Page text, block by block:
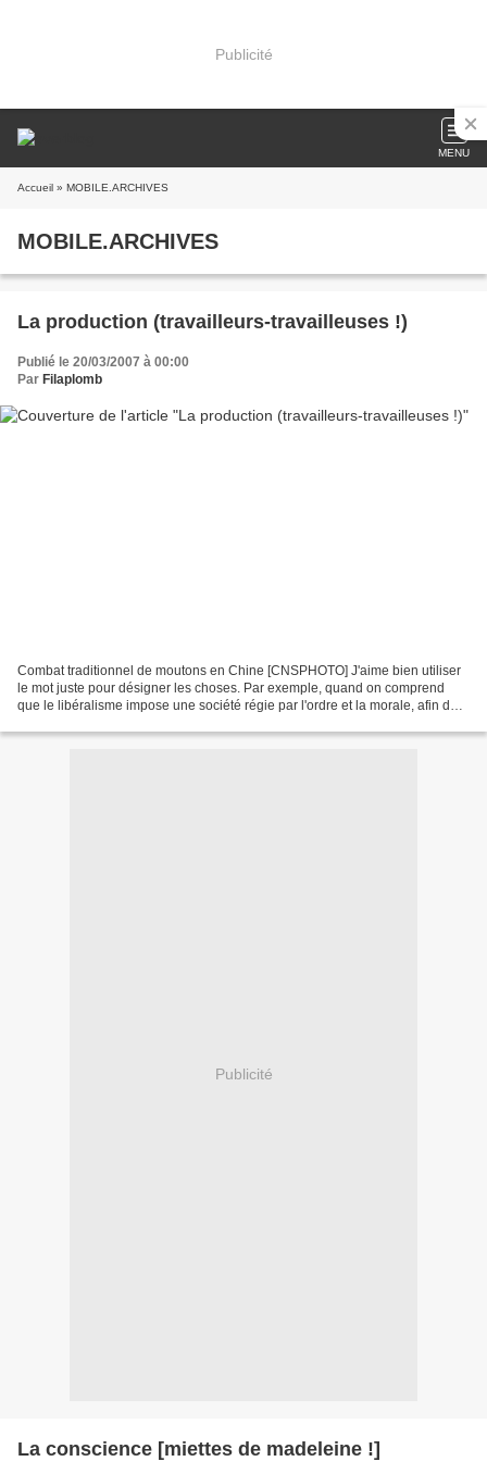
Publicité
MENU
Accueil » MOBILE.ARCHIVES
MOBILE.ARCHIVES
La production (travailleurs-travailleuses !)
Publié le 20/03/2007 à 00:00
Par Filaplomb
Combat traditionnel de moutons en Chine [CNSPHOTO] J'aime bien utiliser
le mot juste pour désigner les choses. Par exemple, quand on comprend
que le libéralisme impose une société régie par l'ordre et la morale, afin de
Publicité
La conscience [miettes de madeleine !]